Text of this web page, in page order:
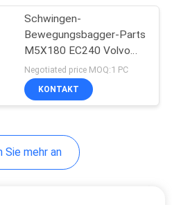
Schwingen-
Bewegungsbagger-Parts
M5X180 EC240 Volvo
Schwingen-
Motorgehäuse
Negotiated price MOQ:1 PC
KONTAKT
Sie mehr an